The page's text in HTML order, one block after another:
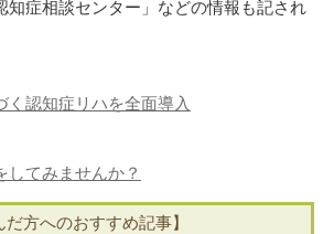
知症相談センター」などの情報も記され
く認知症リハを全面導入
てみませんか？
だ方へのおすすめ記事】